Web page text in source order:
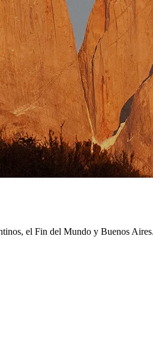
el Fin del Mundo y Buenos